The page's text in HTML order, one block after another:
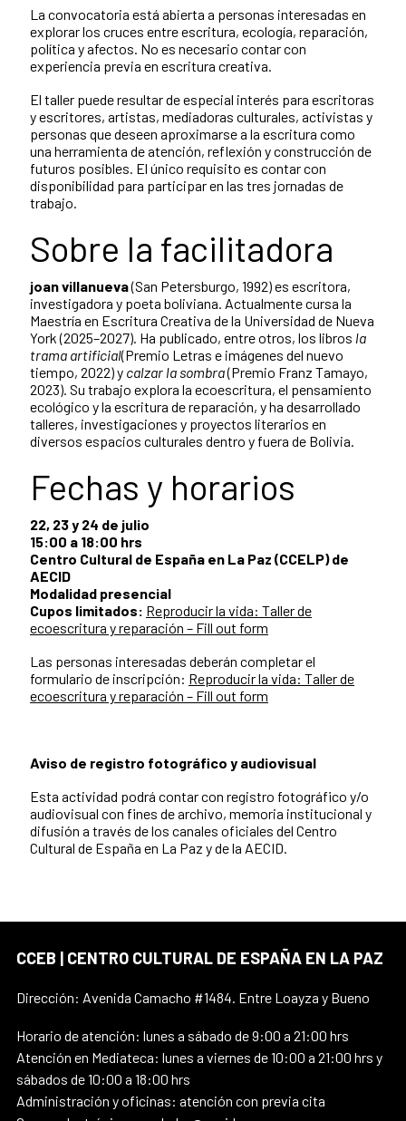
La convocatoria está abierta a personas interesadas en
explorar los cruces entre escritura, ecología, reparación,
política y afectos. No es necesario contar con
experiencia previa en escritura creativa.
El taller puede resultar de especial interés para escritoras
y escritores, artistas, mediadoras culturales, activistas y
personas que deseen aproximarse a la escritura como
una herramienta de atención, reflexión y construcción de
futuros posibles. El único requisito es contar con
disponibilidad para participar en las tres jornadas de
trabajo.
Sobre la facilitadora
joan villanueva(San Petersburgo, 1992) es escritora,
investigadora y poeta boliviana. Actualmente cursa la
Maestría en Escritura Creativa de la Universidad de Nueva
York (2025–2027). Ha publicado, entre otros, los libros la
trama artificial(Premio Letras e imágenes del nuevo
tiempo, 2022) y calzar la sombra(Premio Franz Tamayo,
2023). Su trabajo explora la ecoescritura, el pensamiento
ecológico y la escritura de reparación, y ha desarrollado
talleres, investigaciones y proyectos literarios en
diversos espacios culturales dentro y fuera de Bolivia.
Fechas y horarios
22, 23 y 24 de julio
15:00 a 18:00 hrs
Centro Cultural de España en La Paz (CCELP) de
AECID
Modalidad presencial
Cupos limitados: Reproducir la vida: Taller de
ecoescritura y reparación – Fill out form
Las personas interesadas deberán completar el
formulario de inscripción: Reproducir la vida: Taller de
ecoescritura y reparación – Fill out form
Aviso de registro fotográfico y audiovisual
Esta actividad podrá contar con registro fotográfico y/o
audiovisual con fines de archivo, memoria institucional y
difusión a través de los canales oficiales del Centro
Cultural de España en La Paz y de la AECID.
CCEB | CENTRO CULTURAL DE ESPAÑA EN LA PAZ
Dirección: Avenida Camacho #1484. Entre Loayza y Bueno
Horario de atención: lunes a sábado de 9:00 a 21:00 hrs
Atención en Mediateca: lunes a viernes de 10:00 a 21:00 hrs y
sábados de 10:00 a 18:00 hrs
Administración y oficinas: atención con previa cita